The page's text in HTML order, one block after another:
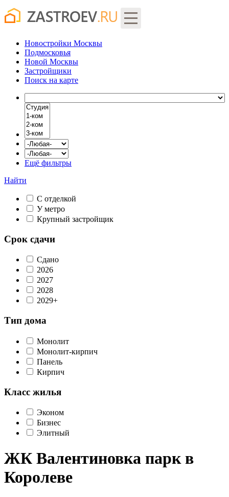
Новостройки Москвы
Подмосковья
Новой Москвы
Застройщики
Поиск на карте
Ещё фильтры
Найти
С отделкой
У метро
Крупный застройщик
Срок сдачи
Сдано
2026
2027
2028
2029+
Тип дома
Монолит
Монолит-кирпич
Панель
Кирпич
Класс жилья
Эконом
Бизнес
Элитный
ЖК Валентиновка парк в
Королеве